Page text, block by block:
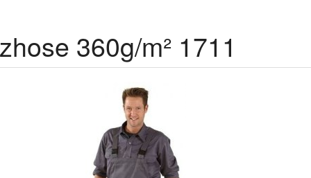
360g/m² 1711